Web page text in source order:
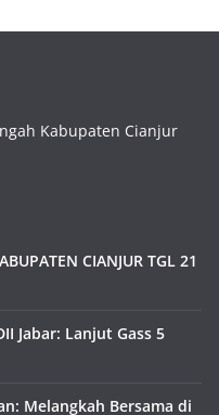
Kabupaten Cianjur
CIANJUR TGL 21
Jabar: Lanjut Gass 5
Melangkah Bersama di